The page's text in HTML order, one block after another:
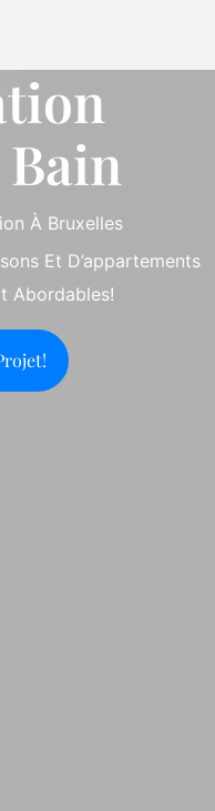
Bain
À Bruxelles
Et D’appartements
Abordables!